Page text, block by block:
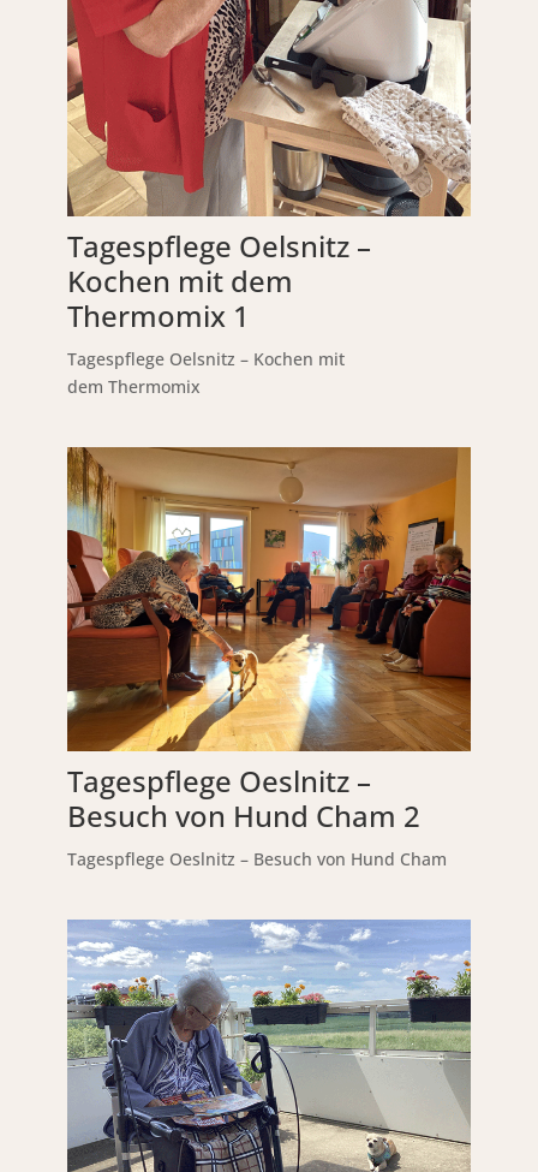
Tagespflege Oelsnitz –
Kochen mit dem
Thermomix 1
Tagespflege Oelsnitz – Kochen mit
dem Thermomix
Tagespflege Oeslnitz –
Besuch von Hund Cham 2
Tagespflege Oeslnitz – Besuch von Hund Cham